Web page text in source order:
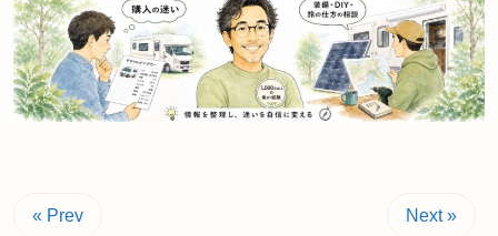
« Prev Next »